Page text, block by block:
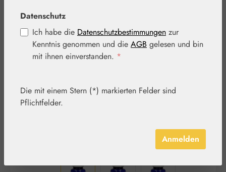
Bildergalerie überspringen
Datenschutz
Ich habe die Datenschutzbestimmungen zur
Kenntnis genommen und die AGB gelesen und bin
mit ihnen einverstanden. *
Die mit einem Stern (*) markierten Felder sind
Pflichtfelder.
Anmelden